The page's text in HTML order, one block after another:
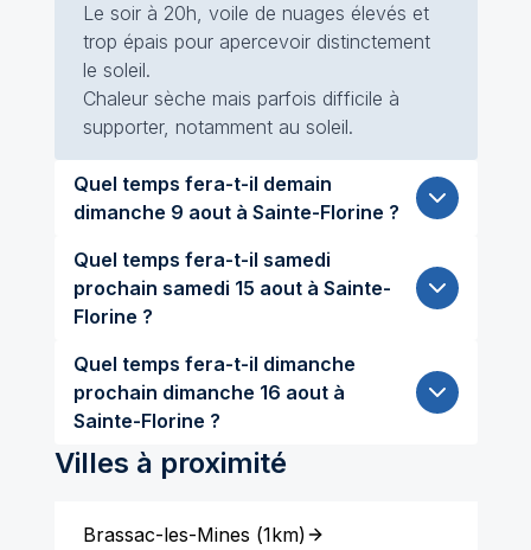
Le soir à 20h, voile de nuages élevés et
trop épais pour apercevoir distinctement
le soleil.
Chaleur sèche mais parfois difficile à
supporter, notamment au soleil.
Quel temps fera-t-il demain
dimanche 9 aout à Sainte-Florine ?
Quel temps fera-t-il samedi
prochain samedi 15 aout à Sainte-
Florine ?
Quel temps fera-t-il dimanche
prochain dimanche 16 aout à
Sainte-Florine ?
Villes à proximité
Brassac-les-Mines (1km)